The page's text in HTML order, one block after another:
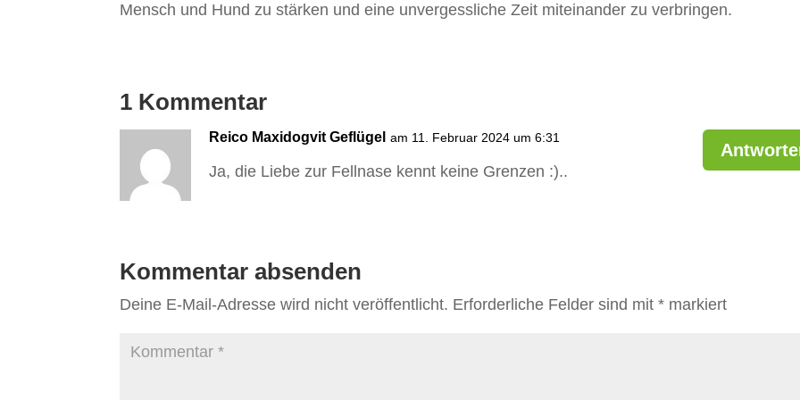
Mensch und Hund zu stärken und eine unvergessliche Zeit miteinander zu verbringen.
1 Kommentar
Reico Maxidogvit Geflügel am 11. Februar 2024 um 6:31
Ja, die Liebe zur Fellnase kennt keine Grenzen :)..
Kommentar absenden
Deine E-Mail-Adresse wird nicht veröffentlicht. Erforderliche Felder sind mit* markiert